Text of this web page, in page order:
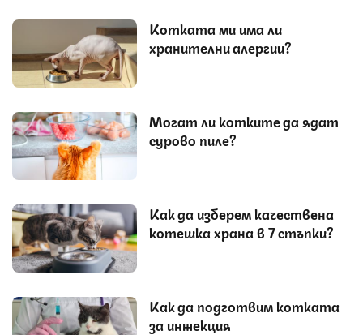
Котката ми има ли
хранителни алергии?
Могат ли котките да ядат
сурово пиле?
Как да изберем качествена
котешка храна в 7 стъпки?
Как да подготвим котката
за инжекция